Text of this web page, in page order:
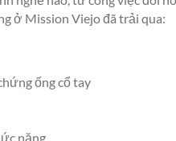
ở Mission Viejo đã trải qua:
ống cổ tay
năng